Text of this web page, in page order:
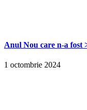
Anul Nou care n-a fost
1 octombrie 2024